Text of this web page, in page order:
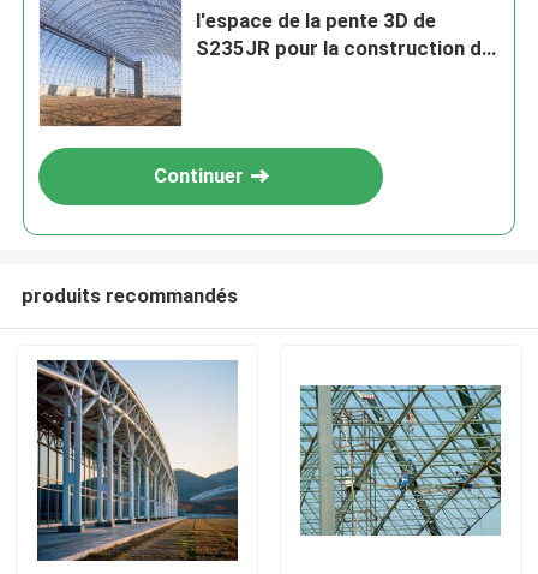
l'espace de la pente 3D de
S235JR pour la construction de
Continuer
produits recommandés